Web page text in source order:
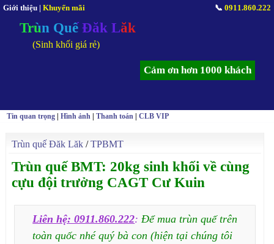
Giới thiệu | Khuyến mãi 📞 0911.860.222
Trùn Quế Đăk Lăk
(Sinh khối giá rẻ)
Cảm ơn hơn 1000 khách
Tin quan trọng |Hình ảnh |Thanh toán |CLB VIP
Trùn quế Đăk Lăk /TPBMT
Trùn quế BMT: 20kg sinh khối về cùng
cựu đội trưởng CAGT Cư Kuin
Liên hệ: 0911.860.222:Để mua trùn quế trên
toàn quốc nhé quý bà con (hiện tại chúng tôi